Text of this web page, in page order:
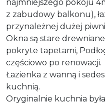
najmniejszego pokoju
z zabudowy balkonu),
przynależnej dużej
Okna są stare
pokryte tapetami,
częściowo po renowacji.
Łazienka z wanną i
kuchnią.
Oryginalnie kuchnia